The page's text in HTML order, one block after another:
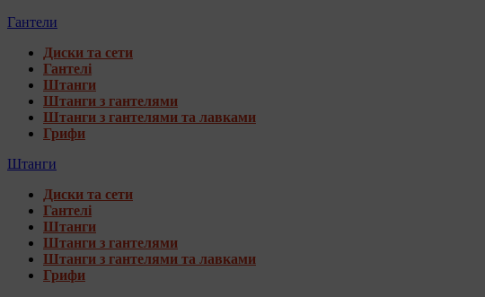
Гантели
Диски та сети
Гантелі
Штанги
Штанги з гантелями
Штанги з гантелями та лавками
Грифи
Штанги
Диски та сети
Гантелі
Штанги
Штанги з гантелями
Штанги з гантелями та лавками
Грифи